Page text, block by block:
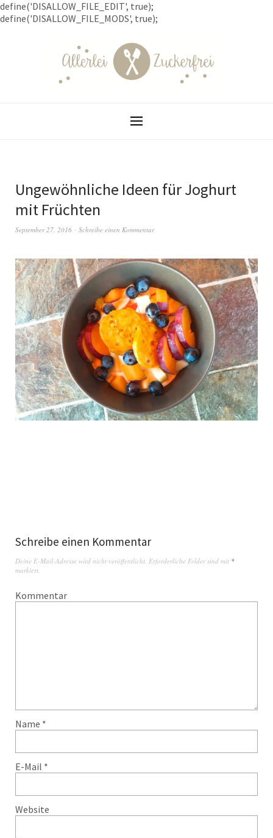
define('DISALLOW_FILE_EDIT', true);
define('DISALLOW_FILE_MODS', true);
Ungewöhnliche Ideen für Joghurt
mit Früchten
September 27, 2016 Schreibe einen Kommentar
Schreibe einen Kommentar
Deine E-Mail-Adresse wird nicht veröffentlicht. Erforderliche Felder sind mit *
markiert.
Kommentar
Name *
E-Mail *
Website